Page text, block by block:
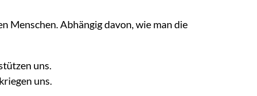
Menschen. Abhängig davon, wie man die
uns.
uns.